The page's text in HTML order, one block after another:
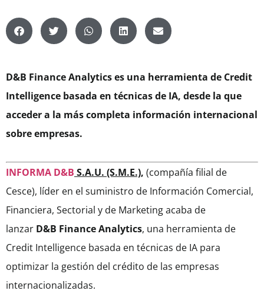
D&B Finance Analytics es una herramienta de Credit
Intelligence basada en técnicas de IA, desde la que
acceder a la más completa información internacional
sobre empresas.
INFORMA D&B S.A.U. (S.M.E.), (compañía filial de
Cesce), líder en el suministro de Información Comercial,
Financiera, Sectorial y de Marketing acaba de
lanzar D&B Finance Analytics, una herramienta de
Credit Intelligence basada en técnicas de IA para
optimizar la gestión del crédito de las empresas
internacionalizadas.